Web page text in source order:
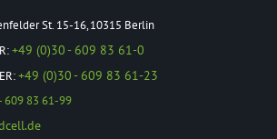
St. 15-16, 10315 Berlin
+49 (0)30 - 609 83 61-0
+49 (0)30 - 609 83 61-23
609 83 61-99